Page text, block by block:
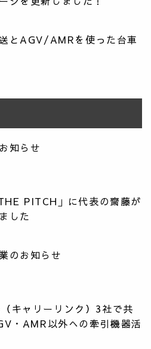
とAGV/AMRを使った台車
知らせ
PITCH」に代表の齋藤が
した
のお知らせ
キャリーリンク）3社で共
・AMR以外への牽引機器活